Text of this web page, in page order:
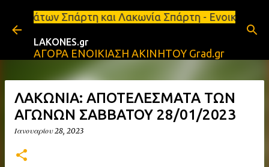
Μετάβαση στο κύριο περιεχόμενο
και Λακωνία Σπάρτη - Ενοικιάζεται
LAKONES.gr
ΑΓΟΡΑ ΕΝΟΙΚΙΑΣΗ ΑΚΙΝΗΤΟΥ Grad.gr
ΛΑΚΩΝΙΑ: ΑΠΟΤΕΛΕΣΜΑΤΑ ΤΩΝ
ΑΓΩΝΩΝ ΣΑΒΒΑΤΟΥ 28/01/2023
Ιανουαρίου 28, 2023